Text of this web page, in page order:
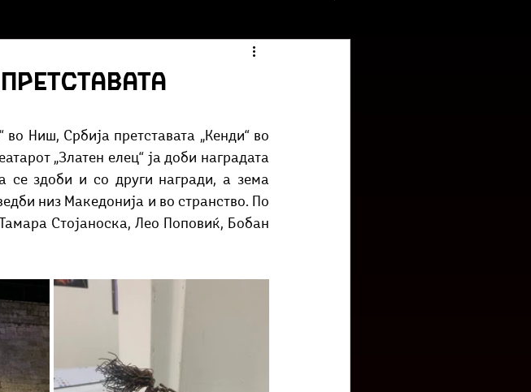
Ниш, Србија претставата „Кенди“ во
„Златен елец“ ја доби наградата
се здоби и со други награди, а зема
низ Македонија и во странство. По
Стојаноска, Лео Поповиќ, Бобан